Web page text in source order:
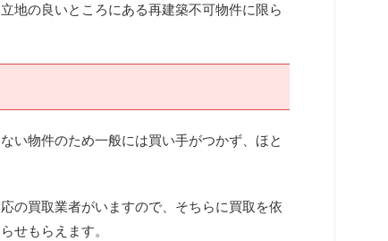
地の良いところにある再建築不可物件に限ら
い物件のため一般には買い手がつかず、ほと
の買取業者がいますので、そちらに買取を依
せもらえます。